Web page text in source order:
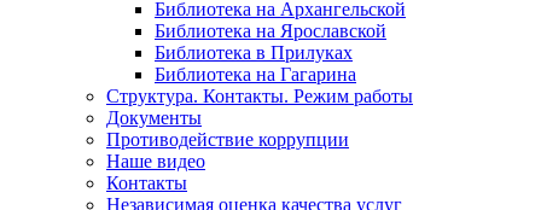
Библиотека на Архангельской
Библиотека на Ярославской
Библиотека в Прилуках
Библиотека на Гагарина
Структура. Контакты. Режим работы
Документы
Противодействие коррупции
Наше видео
Контакты
Независимая оценка качества услуг